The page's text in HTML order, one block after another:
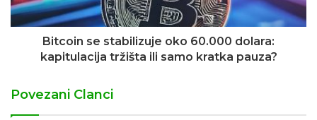
Bitcoin se stabilizuje oko 60.000 dolara:
kapitulacija tržišta ili samo kratka pauza?
Povezani Clanci